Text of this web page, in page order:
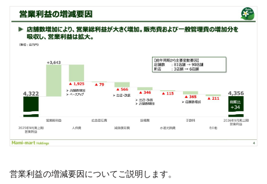
営業利益の増減要因についてご説明します。